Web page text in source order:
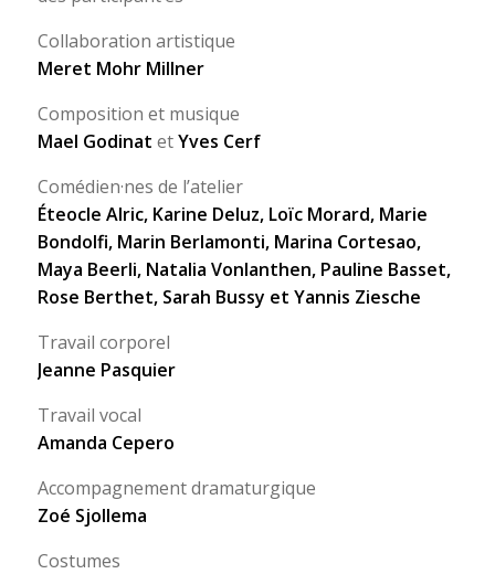
Collaboration artistique
Meret Mohr Millner
Composition et musique
Mael Godinat etYves Cerf
Comédien·nes de l’atelier
Éteocle Alric, Karine Deluz, Loïc Morard, Marie
Bondolfi, Marin Berlamonti, Marina Cortesao,
Maya Beerli, Natalia Vonlanthen, Pauline Basset,
Rose Berthet, Sarah Bussy et Yannis Ziesche
Travail corporel
Jeanne Pasquier
Travail vocal
Amanda Cepero
Accompagnement dramaturgique
Zoé Sjollema
Costumes